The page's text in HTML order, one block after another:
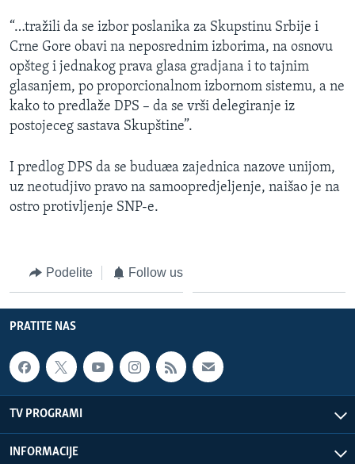
“…tražili da se izbor poslanika za Skupstinu Srbije i
Crne Gore obavi na neposrednim izborima, na osnovu
opšteg i jednakog prava glasa gradjana i to tajnim
glasanjem, po proporcionalnom izbornom sistemu, a ne
kako to predlaže DPS – da se vrši delegiranje iz
postojeceg sastava Skupštine”.
I predlog DPS da se buduæa zajednica nazove unijom,
uz neotudjivo pravo na samoopredjeljenje, naišao je na
ostro protivljenje SNP-e.
Podelite Follow us
PRATITE NAS
TV PROGRAMI
INFORMACIJE